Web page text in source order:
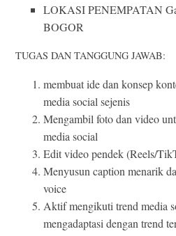
LOKASI PENEMPATAN
BOGOR
TUGAS DAN TANGGUNG JAWAB:
membuat ide dan konsep
media social sejenis
Mengambil foto dan video
media social
Edit video pendek (Reels/
Menyusun caption menarik
voice
Aktif mengikuti trend media
mengadaptasi dengan trend